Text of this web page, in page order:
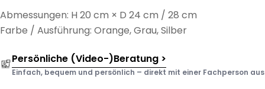
Abmessungen: H 20 cm × D 24 cm / 28 cm
Farbe / Ausführung: Orange, Grau, Silber
Persönliche (Video-)Beratung >
Einfach, bequem und persönlich – direkt mit einer Fachperson aus